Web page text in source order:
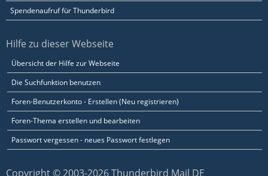
Spendenaufruf für Thunderbird
Hilfe zu dieser Webseite
Übersicht der Hilfe zur Webseite
Die Suchfunktion benutzen
Foren-Benutzerkonto - Erstellen (Neu registrieren)
Foren-Thema erstellen und bearbeiten
Passwort vergessen - neues Passwort festlegen
Copyright © 2003-2026 Thunderbird Mail DE